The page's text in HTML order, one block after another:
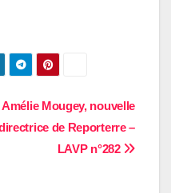
Amélie Mougey, nouvelle
de Reporterre –
LAVP n°282